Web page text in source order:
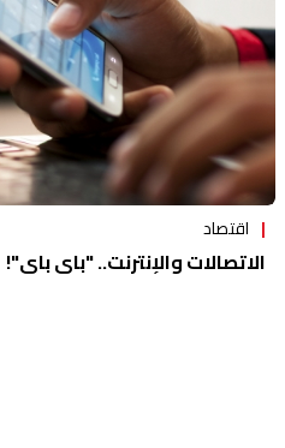
اقتصاد
الاتصالات والإنترنت.. "باي باي"!